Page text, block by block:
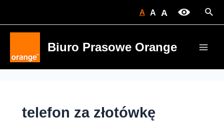
A A A
Biuro Prasowe Orange
telefon za złotówkę